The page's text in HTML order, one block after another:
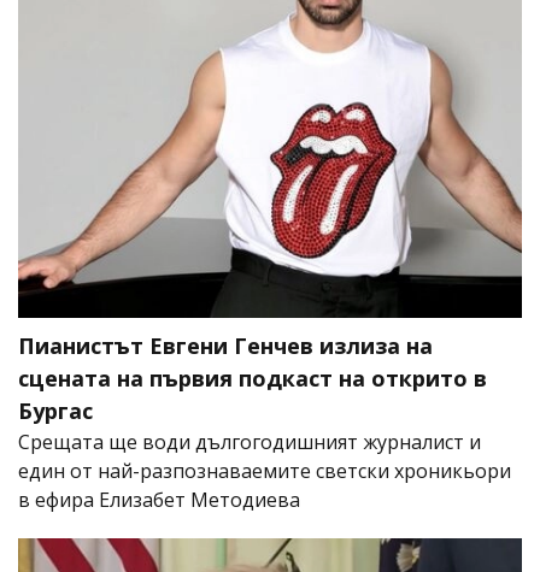
Пианистът Евгени Генчев излиза на
сцената на първия подкаст на открито в
Бургас
Срещата ще води дългогодишният журналист и
един от най-разпознаваемите светски хроникьори
в ефира Елизабет Методиева